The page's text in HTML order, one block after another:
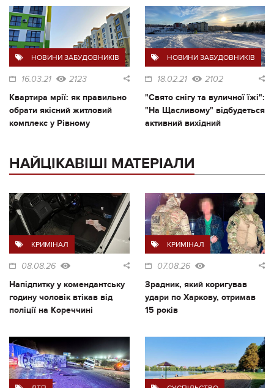
НОВИНИ ЗАБУДОВНИКІВ
16.03.21 2123
Квартира мрії: як правильно
обрати якісний житловий
комплекс у Рівному
НОВИНИ ЗАБУДОВНИКІВ
18.02.21 2102
"Свято снігу та вуличної їжі":
"На Щасливому" відбудеться
активний вихідний
НАЙЦІКАВІШІ МАТЕРІАЛИ
КРИМІНАЛ
08.08.26
Напідпитку у комендантську
годину чоловік втікав від
поліції на Кореччині
КРИМІНАЛ
07.08.26
Зрадник, який коригував
удари по Харкову, отримав
15 років